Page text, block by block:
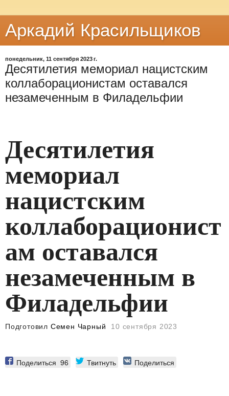
Аркадий Красильщиков
понедельник, 11 сентября 2023 г.
Десятилетия мемориал нацистским
коллаборационистам оставался
незамеченным в Филадельфии
Десятилетия
мемориал
нацистским
коллаборационист
ам оставался
незамеченным в
Филадельфии
Подготовил Семен Чарный 10 сентября 2023
Поделиться 96 Твитнуть Поделиться